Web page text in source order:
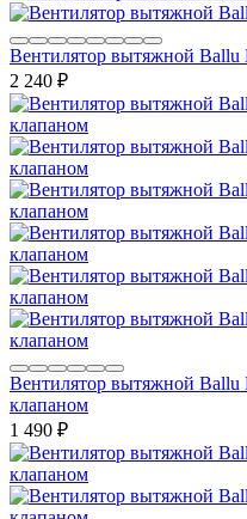
Вентилятор вытяжной Ballu
2 240 ₽
Вентилятор вытяжной
клапаном
1 490 ₽